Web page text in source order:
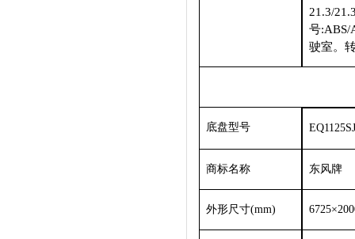
21.3/
号:ABS/
驶室。
底盘型号
商标名称 东风牌
外形尺寸(mm)